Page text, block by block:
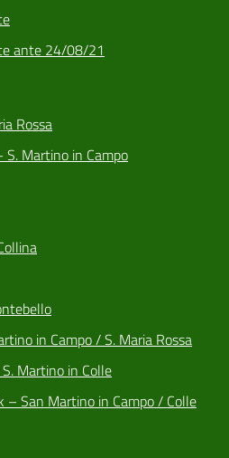
ante 24/08/21
Rossa
Martino in Campo
in Campo / S. Maria Rossa
Martino in Colle
– San Martino in Campo / Colle